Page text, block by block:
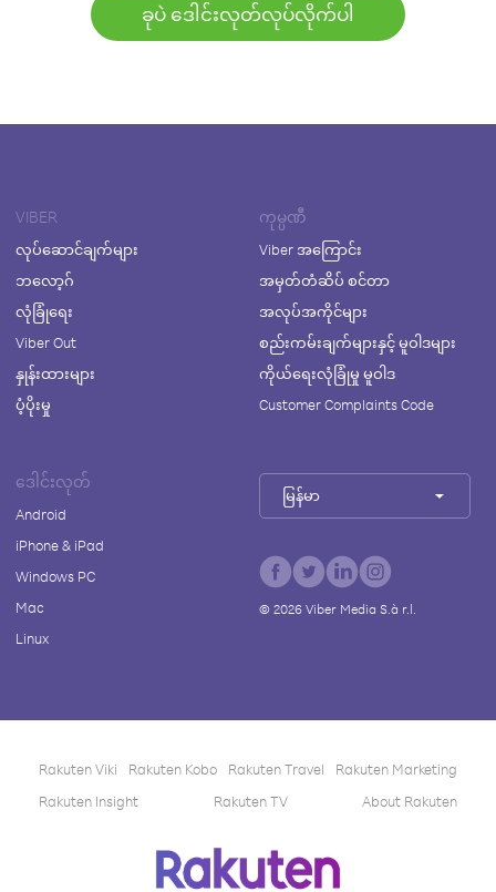
ခုပဲ ဒေါင်းလုတ်လုပ်လိုက်ပါ
VIBER
လုပ်ဆောင်ချက်များ
ဘလော့ဂ်
လုံခြုံရေး
Viber Out
နှုန်းထားများ
ပံ့ပိုးမှု
ကုမ္ပဏီ
Viber အကြောင်း
အမှတ်တံဆိပ် စင်တာ
အလုပ်အကိုင်များ
စည်းကမ်းချက်များနှင့် မူဝါဒများ
ကိုယ်ရေးလုံခြုံမှု မူဝါဒ
Customer Complaints Code
ဒေါင်းလုတ်
Android
iPhone & iPad
Windows PC
Mac
Linux
မြန်မာ
© 2026Viber Media S.à r.l.
Rakuten Viki Rakuten Kobo Rakuten Travel
Rakuten Marketing
Rakuten Insight
Rakuten TV About Rakuten